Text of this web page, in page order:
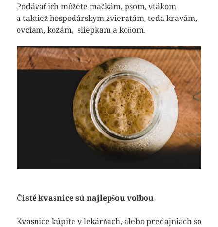
Podávať ich môžete mačkám, psom, vtákom
a taktiež hospodárskym zvieratám, teda kravám,
ovciam, kozám, sliepkam a koňom.
Čisté kvasnice sú najlepšou voľbou
Kvasnice kúpite v lekárňach, alebo predajniach so